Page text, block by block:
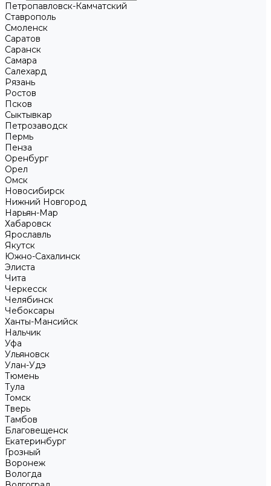
Петропавловск-Камчатский
Ставрополь
Смоленск
Саратов
Саранск
Самара
Салехард
Рязань
Ростов
Псков
Сыктывкар
Петрозаводск
Пермь
Пенза
Оренбург
Орел
Омск
Новосибирск
Нижний Новгород
Нарьян-Мар
Хабаровск
Ярославль
Якутск
Южно-Сахалинск
Элиста
Чита
Черкесск
Челябинск
Чебоксары
Ханты-Мансийск
Нальчик
Уфа
Ульяновск
Улан-Удэ
Тюмень
Тула
Томск
Тверь
Тамбов
Благовещенск
Екатеринбург
Грозный
Воронеж
Вологда